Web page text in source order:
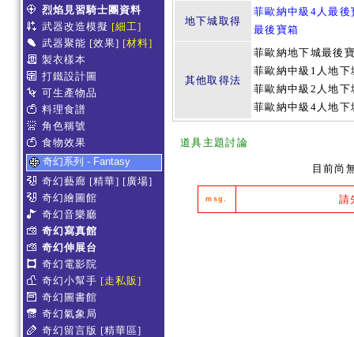
烈焰見習騎士團資料
武器改造模擬 [細工]
武器聚能 [效果] [材料]
製衣樣本
打鐵設計圖
可生產物品
料理食譜
角色稱號
食物效果
奇幻系列 - Fantasy
奇幻藝廊 [精華] [廣場]
奇幻繪圖館
奇幻音樂廳
奇幻寫真館
奇幻伸展台
奇幻電影院
奇幻小幫手 [走私販]
奇幻圖書館
奇幻氣象局
奇幻留言版 [精華區]
地下城取得
菲歐納中級4人最後
最後寶箱
其他取得法
菲歐納地下城最後
菲歐納中級1人地下
菲歐納中級2人地下
菲歐納中級4人地下
道具主題討論
目前尚
msg. 請